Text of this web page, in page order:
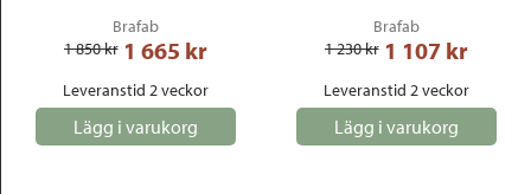
Brafab
1 850 kr 1 665 kr
Leveranstid 2 veckor
Lägg i varukorg
Brafab
1 230 kr 1 107 kr
Leveranstid 2 veckor
Lägg i varukorg